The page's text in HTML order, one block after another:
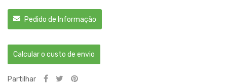
Pedido de Informação
Calcular o custo de envio
Partilhar